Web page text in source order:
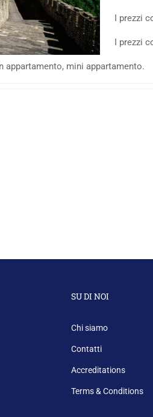
I prezzi
I prezzi
mini appartamento.
SU DI NOI
Chi siamo
Contatti
Accreditations
Terms & Conditions